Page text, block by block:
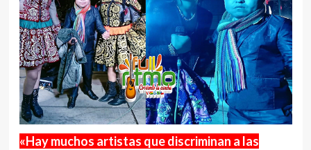
«Hay muchos artistas que discriminan a las